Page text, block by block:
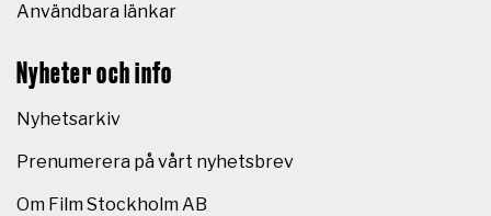
Användbara länkar
Nyheter och info
Nyhetsarkiv
Prenumerera på vårt nyhetsbrev
Om Film Stockholm AB